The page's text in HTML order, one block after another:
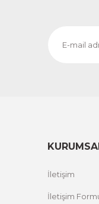
İletişim
İletişim